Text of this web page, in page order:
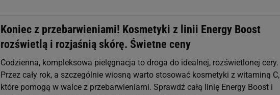
Koniec z przebarwieniami! Kosmetyki z linii Energy Boost
rozświetlą i rozjaśnią skórę. Świetne ceny
Codzienna, kompleksowa pielęgnacja to droga do idealnej, rozświetlonej cery.
Przez cały rok, a szczególnie wiosną warto stosować kosmetyki z witaminą C,
które pomogą w walce z przebarwieniami. Sprawdź całą linię Energy Boost i